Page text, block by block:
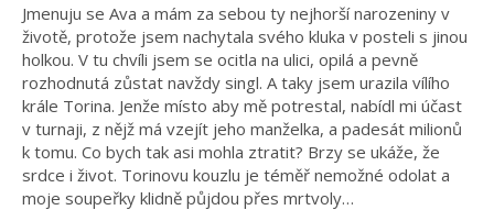
Jmenuju se Ava a mám za sebou ty nejhorší narozeniny v
životě, protože jsem nachytala svého kluka v posteli s jinou
holkou. V tu chvíli jsem se ocitla na ulici, opilá a pevně
rozhodnutá zůstat navždy singl. A taky jsem urazila vílího
krále Torina. Jenže místo aby mě potrestal, nabídl mi účast
v turnaji, z nějž má vzejít jeho manželka, a padesát milionů
k tomu. Co bych tak asi mohla ztratit? Brzy se ukáže, že
srdce i život. Torinovu kouzlu je téměř nemožné odolat a
moje soupeřky klidně půjdou přes mrtvoly…